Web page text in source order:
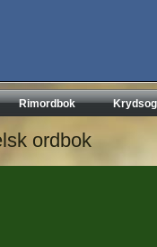
Rimordbok
ordbok